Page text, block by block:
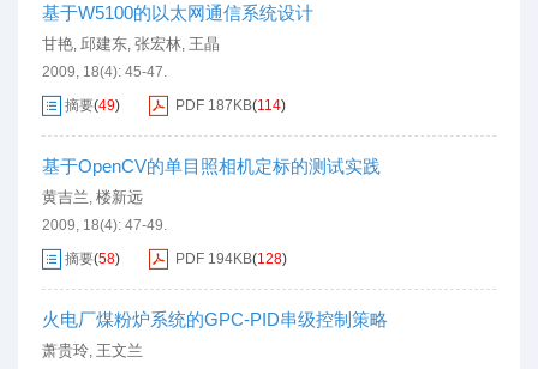
基于W5100的以太网通信系统设计
甘艳, 邱建东, 张宏林, 王晶
2009, 18(4): 45-47.
摘要(49) PDF 187KB(114)
基于OpenCV的单目照相机定标的测试实践
黄吉兰, 楼新远
2009, 18(4): 47-49.
摘要(58) PDF 194KB(128)
火电厂煤粉炉系统的GPC-PID串级控制策略
萧贵玲, 王文兰